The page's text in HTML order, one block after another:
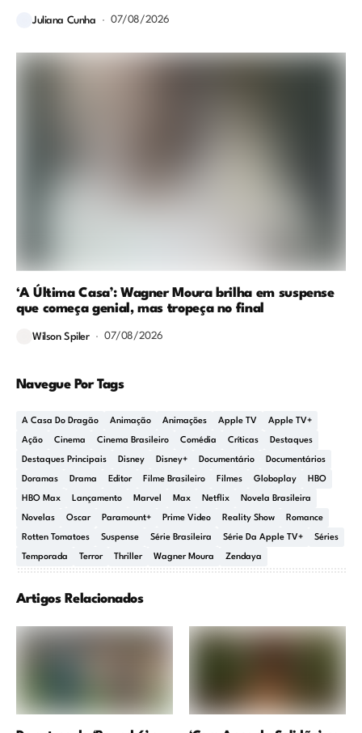
Juliana Cunha 07/08/2026
‘A Última Casa’: Wagner Moura brilha em suspense
que começa genial, mas tropeça no final
Wilson Spiler 07/08/2026
Navegue Por Tags
A Casa Do Dragão Animação Animações Apple TV Apple TV+
Ação Cinema Cinema Brasileiro Comédia Críticas Destaques
Destaques Principais Disney Disney+ Documentário Documentários
Doramas Drama Editor Filme Brasileiro Filmes Globoplay HBO
HBO Max Lançamento Marvel Max Netflix Novela Brasileira
Novelas Oscar Paramount+ Prime Video Reality Show Romance
Rotten Tomatoes Suspense Série Brasileira Série Da Apple TV+ Séries
Temporada Terror Thriller Wagner Moura Zendaya
Artigos Relacionados